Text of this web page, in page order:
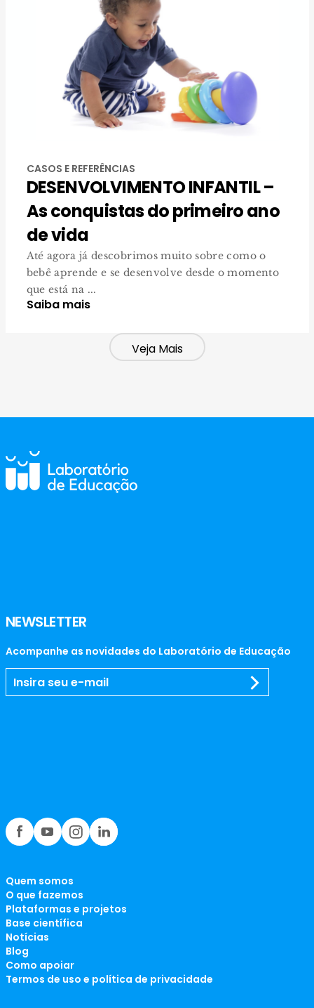
CASOS E REFERÊNCIAS
DESENVOLVIMENTO INFANTIL –
As conquistas do primeiro ano
de vida
Até agora já descobrimos muito sobre como o
bebê aprende e se desenvolve desde o momento
que está na ...
Saiba mais
Veja Mais
NEWSLETTER
Acompanhe as novidades do Laboratório de Educação
Quem somos
O que fazemos
Plataformas e projetos
Base científica
Notícias
Blog
Como apoiar
Termos de uso e política de privacidade